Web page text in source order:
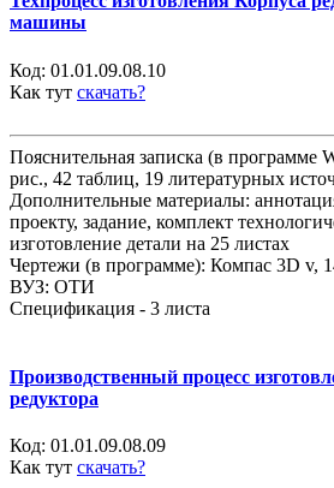
машины
Код: 01.01.09.08.10
Как тут скачать?
Пояснительная записка (в программе
рис., 42 таблиц, 19 литературных
Дополнительные материалы:
проекту, задание, комплект
изготовление детали на 25 листах
Чертежи (в программе): Компас 3D v,
ВУЗ: ОТИ
Спецификация - 3 листа
Производственный процесс
редуктора
Код: 01.01.09.08.09
Как тут скачать?